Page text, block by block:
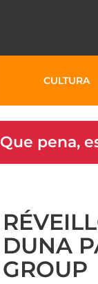
CULTURA
Que pena,
DUNA
GROUP